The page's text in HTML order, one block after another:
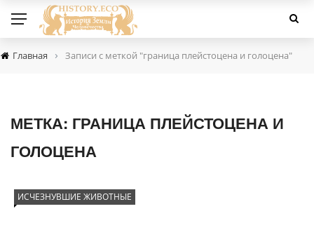
Главная › Записи с меткой "граница плейстоцена и голоцена"
МЕТКА: ГРАНИЦА ПЛЕЙСТОЦЕНА И
ГОЛОЦЕНА
ИСЧЕЗНУВШИЕ ЖИВОТНЫЕ